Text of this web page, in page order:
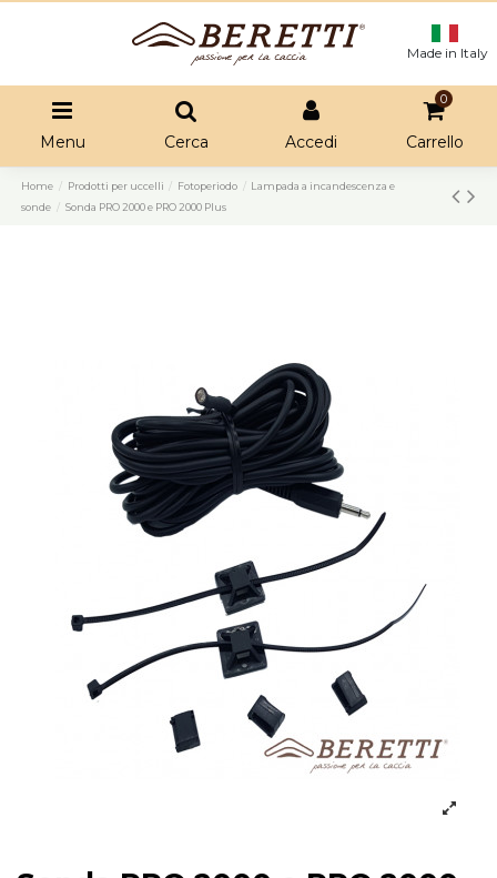
Made in Italy
Menu Cerca Accedi
0
Carrello
Home Prodotti per uccelli Fotoperiodo
Lampada a incandescenza e
sonde
Sonda PRO 2000 e PRO 2000 Plus